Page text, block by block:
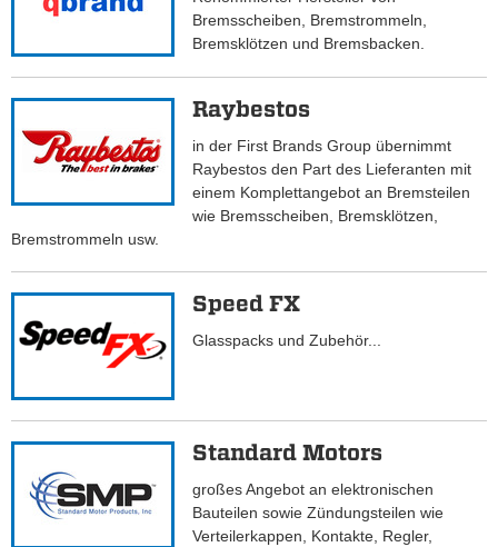
Bremsscheiben, Bremstrommeln,
Bremsklötzen und Bremsbacken.
Raybestos
in der First Brands Group übernimmt
Raybestos den Part des Lieferanten mit
einem Komplettangebot an Bremsteilen
wie Bremsscheiben, Bremsklötzen,
Bremstrommeln usw.
Speed FX
Glasspacks und Zubehör...
Standard Motors
großes Angebot an elektronischen
Bauteilen sowie Zündungsteilen wie
Verteilerkappen, Kontakte, Regler,